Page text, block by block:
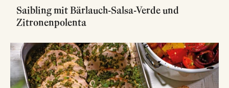
Saibling mit Bärlauch-Salsa-Verde und
Zitronenpolenta